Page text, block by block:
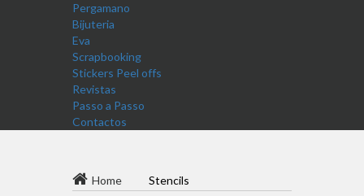
Pergamano
Bijuteria
Eva
Scrapbooking
Stickers Peel offs
Revistas
Passo a Passo
Contactos
Home Stencils